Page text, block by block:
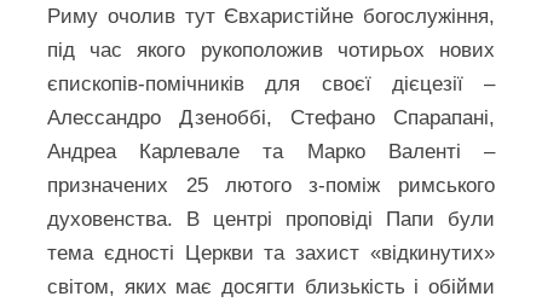
Риму очолив тут Євхаристійне богослужіння,
під час якого рукоположив чотирьох нових
єпископів-помічників для своєї дієцезії –
Алессандро Дзеноббі, Стефано Спарапані,
Андреа Карлевале та Марко Валенті –
призначених 25 лютого з-поміж римського
духовенства. В центрі проповіді Папи були
тема єдності Церкви та захист «відкинутих»
світом, яких має досягти близькість і обійми